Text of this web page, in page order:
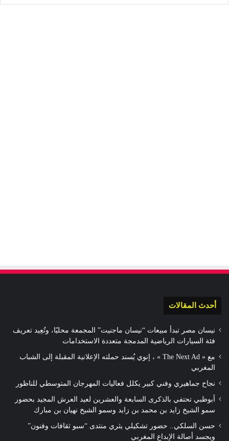
أحدث المقالات
نيسان مصر تبدأ مبيعات “نيسان ماجنيت” المجمعة محليًا، وتُعِيد تعريف
فئة السيارات الرياضية المدمجة متعددة الاستخدامات
مع « The Next Ad » ، إنوي يُسند حملته الإعلانية المقبلة إلى الشباب
المغربي
نجاح جماهيري وفني كبير يكلل فعاليات المهرجان المتوسطي للناظور
أبوظبي تحتفي بالذكرى السابعة والعشرين لعيد العرش المجيد بحضور
سمو الشيخ زايد بن محمد بن زايد وسمو الشيخ نهيان بن مبارك
حسن السلكي.. حضور تشكيلي يثري منتدى “سبو ثقافات وفنون”
ويجسد أصالة الإبداع المغربي